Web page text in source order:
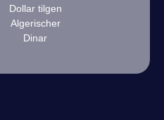
Dollar tilgen
Algerischer
Dinar